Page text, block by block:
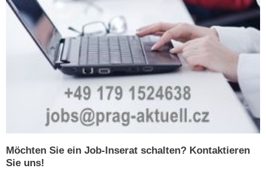
Möchten Sie ein Job-Inserat schalten? Kontaktieren
Sie uns!